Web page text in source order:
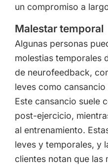
un compromiso a
Malestar temporal
Algunas personas
molestias temporales
de neurofeedback,
leves como
Este cansancio suele
post-ejercicio,
al entrenamiento.
leves y temporales, y
clientes notan que las